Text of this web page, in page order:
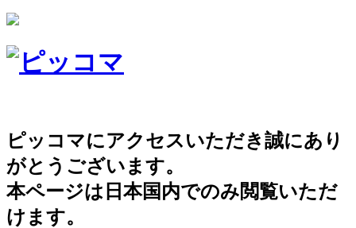
ピッコマにアクセスいただき誠にあり
がとうございます。
本ページは日本国内でのみ閲覧いただ
けます。